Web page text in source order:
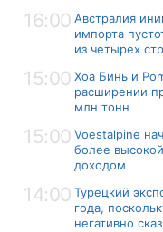
16:00 Австралия
импорта
из четырех
15:00 Хоа Бинь и
расширении
млн тонн
15:00 Voestalpine
более
доходом
14:00 Турецкий
года,
негативно